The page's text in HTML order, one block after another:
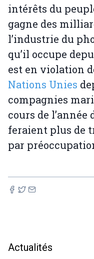
intérêts du
gagne des
l’industrie du
qu’il occupe
est en violation
Nations Unies
compagnies
cours de l’année
feraient plus de
par
Actualités